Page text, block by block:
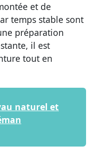
et de
temps stable sont
préparation
il est
tout en
naturel et